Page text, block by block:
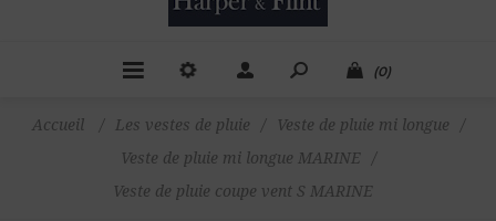
(0)
Accueil / Les vestes de pluie / Veste de pluie mi longue
/
Veste de pluie mi longue MARINE
/
Veste de pluie coupe vent S MARINE